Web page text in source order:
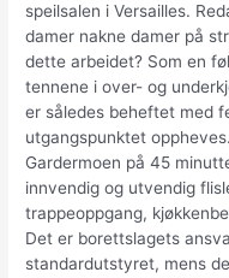
speilsalen i Versailles.
damer nakne damer på
dette arbeidet? Som en
tennene i over- og
er således beheftet med
utgangspunktet
Gardermoen på 45
innvendig og utvendig
trappeoppgang,
Det er borettslagets
standardutstyret, mens